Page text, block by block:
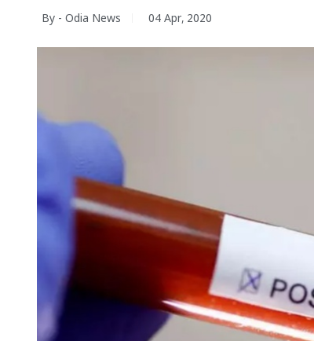
By - Odia News 04 Apr, 2020